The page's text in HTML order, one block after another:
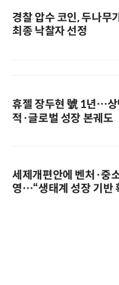
경찰 압수 코인, 두나
최종 낙찰자 선정
휴젤 장두현 號 1년…상
적·글로벌 성장 본궤도
세제개편안에 벤처·중
영…“생태계 성장 기반